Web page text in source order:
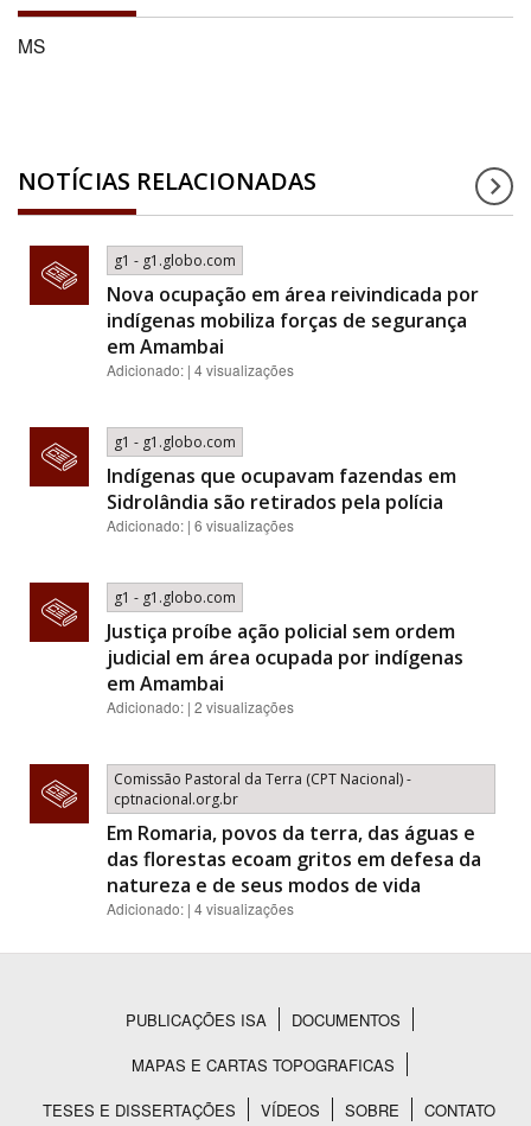
MS
NOTÍCIAS RELACIONADAS
g1 - g1.globo.com
Nova ocupação em área reivindicada por
indígenas mobiliza forças de segurança
em Amambai
Adicionado: | 4 visualizações
g1 - g1.globo.com
Indígenas que ocupavam fazendas em
Sidrolândia são retirados pela polícia
Adicionado: | 6 visualizações
g1 - g1.globo.com
Justiça proíbe ação policial sem ordem
judicial em área ocupada por indígenas
em Amambai
Adicionado: | 2 visualizações
Comissão Pastoral da Terra (CPT Nacional) -
cptnacional.org.br
Em Romaria, povos da terra, das águas e
das florestas ecoam gritos em defesa da
natureza e de seus modos de vida
Adicionado: | 4 visualizações
Rodapé
PUBLICAÇÕES ISA
DOCUMENTOS
MAPAS E CARTAS TOPOGRAFICAS
TESES E DISSERTAÇÕES
VÍDEOS SOBRE CONTATO